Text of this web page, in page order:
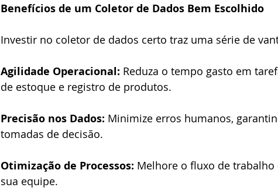
Benefícios de um Coletor de Dados Bem Escolhido
Investir no coletor de dados certo traz uma série de
Agilidade Operacional: Reduza o tempo gasto em
de estoque e registro de produtos.
Precisão nos Dados: Minimize erros humanos,
tomadas de decisão.
Otimização de Processos: Melhore o fluxo de
sua equipe.